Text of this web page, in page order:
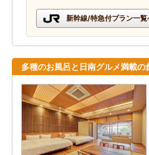
新幹線/特急付プラン一覧
多種のお風呂と日南グルメ満載